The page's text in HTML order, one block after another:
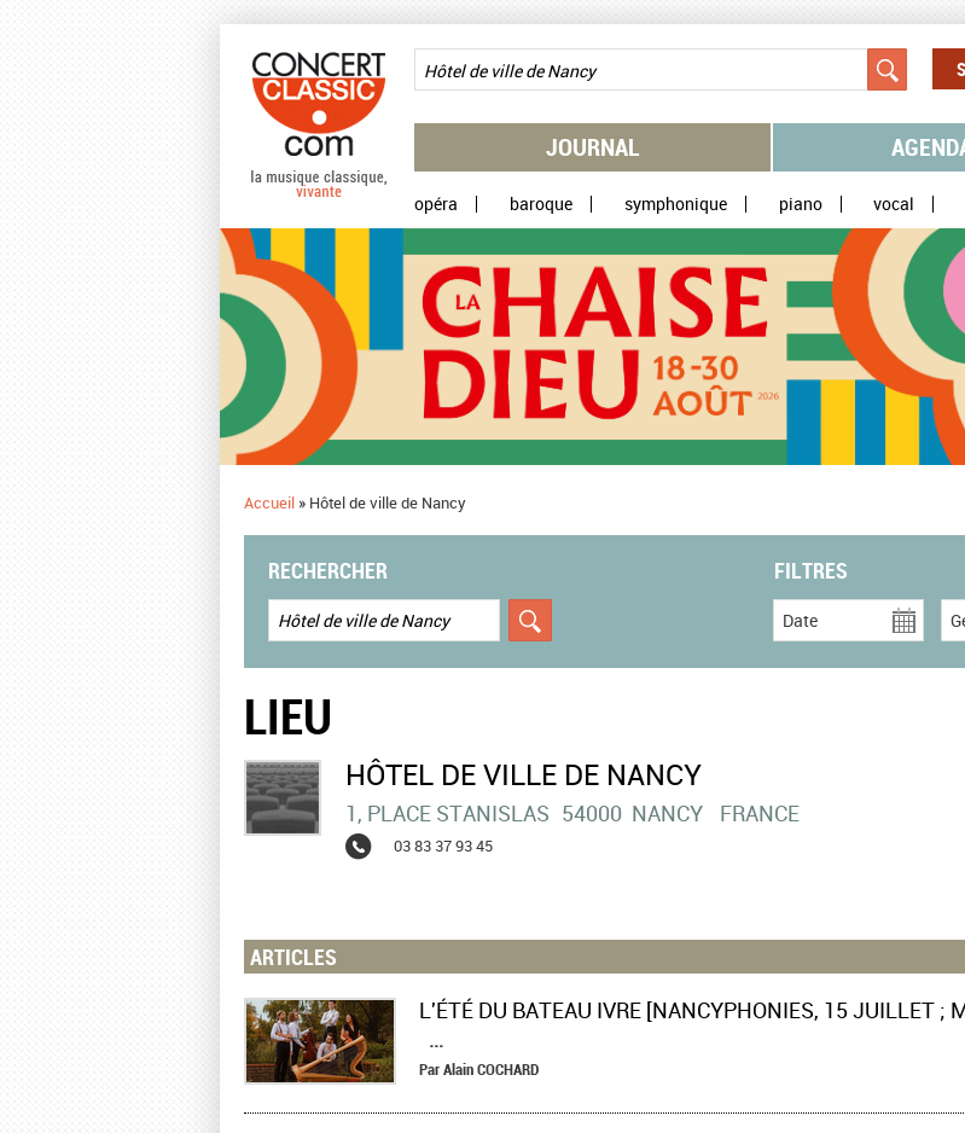
JOURNAL
opéra baroque symphonique piano vocal
Accueil » Hôtel de ville de Nancy
RECHERCHER FILTRES
Date
LIEU
HÔTEL DE VILLE DE NANCY
1, PLACE STANISLAS 54000 NANCY FRANCE
03 83 37 93 45
ARTICLES
...
ParAlainCOCHARD